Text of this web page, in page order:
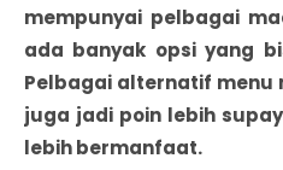
mempunyai pelbagai
ada banyak opsi yang
Pelbagai alternatif menu
juga jadi poin lebih
lebih bermanfaat.